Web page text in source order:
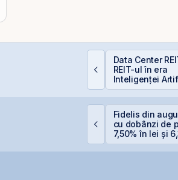
Data Center
REIT-ul în era
Inteligenței
Fidelis din
cu dobânzi de
7,50% în lei și